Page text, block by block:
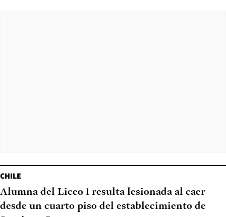
CHILE
Alumna del Liceo 1 resulta lesionada al caer
desde un cuarto piso del establecimiento de